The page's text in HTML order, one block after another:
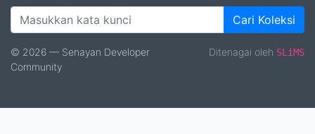
Cari Koleksi
© 2026 — Senayan Developer
Community
Ditenagai oleh SLiMS